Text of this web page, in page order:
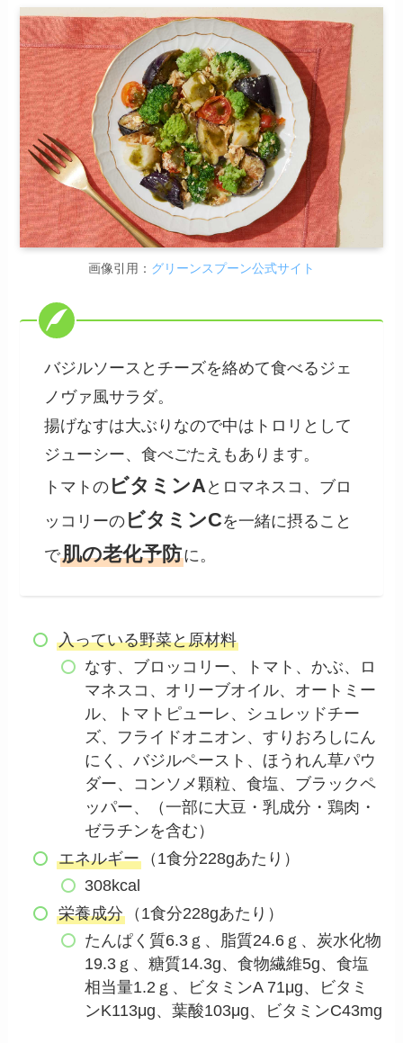
画像引用： グリーンスプーン公式サイト
バジルソースとチーズを絡めて食べるジェ
ノヴァ風サラダ。
揚げなすは大ぶりなので中はトロリとして
ジューシー、食べごたえもあります。
トマトの ビタミンAとロマネスコ、ブロ
ッコリーの ビタミンCを一緒に摂ること
で肌の老化予防に。
入っている野菜と原材料
なす、ブロッコリー、トマト、かぶ、ロ
マネスコ、オリーブオイル、オートミー
ル、トマトピューレ、シュレッドチー
ズ、フライドオニオン、すりおろしにん
にく、バジルペースト、ほうれん草パウ
ダー、コンソメ顆粒、食塩、ブラックペ
ッパー、（一部に大豆・乳成分・鶏肉・
ゼラチンを含む）
エネルギー（1食分228gあたり）
308kcal
栄養成分（1食分228gあたり）
たんぱく質6.3ｇ、脂質24.6ｇ、炭水化物
19.3ｇ、糖質14.3g、食物繊維5g、食塩
相当量1.2ｇ、ビタミンA 71μg、ビタミ
ンK113μg、葉酸103μg、ビタミンC43mg